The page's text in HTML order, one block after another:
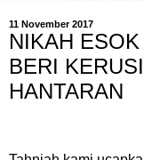
11 November 2017
NIKAH
BERI
HANTARAN